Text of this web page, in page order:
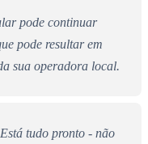
pode continuar
pode resultar em
sua operadora local.
tudo pronto - não